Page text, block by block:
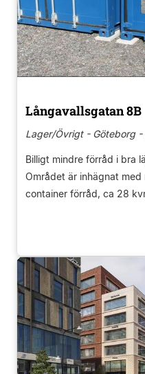
Långavallsgatan 8B
Lager/Övrigt - Göteborg
Billigt mindre förråd i bra
Området är inhägnat
container förråd, ca 28